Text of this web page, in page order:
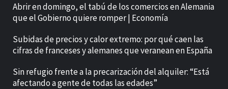
Abrir en domingo, el tabú de los comercios en Alemania
que el Gobierno quiere romper | Economía
Subidas de precios y calor extremo: por qué caen las
cifras de franceses y alemanes que veranean en España
Sin refugio frente a la precarización del alquiler: “Está
afectando a gente de todas las edades”